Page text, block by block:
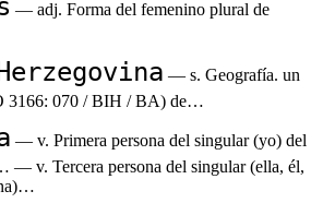
— adj. Forma del femenino plural de
— s. Geografía. un
3166: 070 / BIH / BA) de…
— v. Primera persona del singular (yo) del
— v. Tercera persona del singular (ella, él,